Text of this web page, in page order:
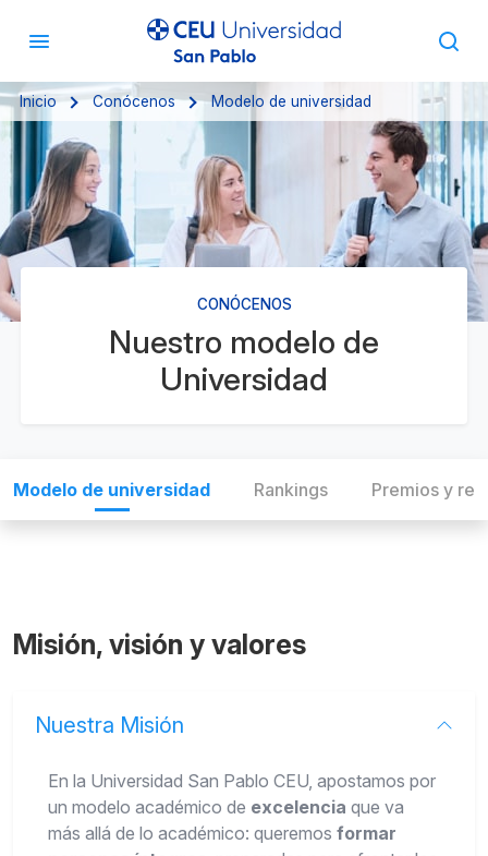
Inicio Conócenos Modelo de universidad
CONÓCENOS
Nuestro modelo de
Universidad
Modelo de universidad Rankings Premios y
Misión, visión y valores
Nuestra Misión
En la Universidad San Pablo CEU, apostamos por
un modelo académico de excelencia que va
más allá de lo académico: queremos formar